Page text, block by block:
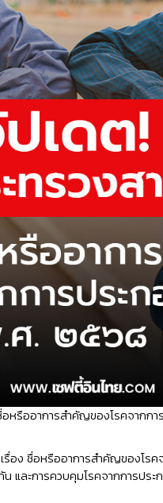
อหรืออาการสำคัญของโรคจาก
เรื่อง ชื่อหรืออาการสำคัญของโร
และการควบคุมโรคจากการปร